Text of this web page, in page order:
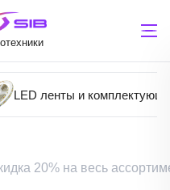
LED ленты и
20% на весь